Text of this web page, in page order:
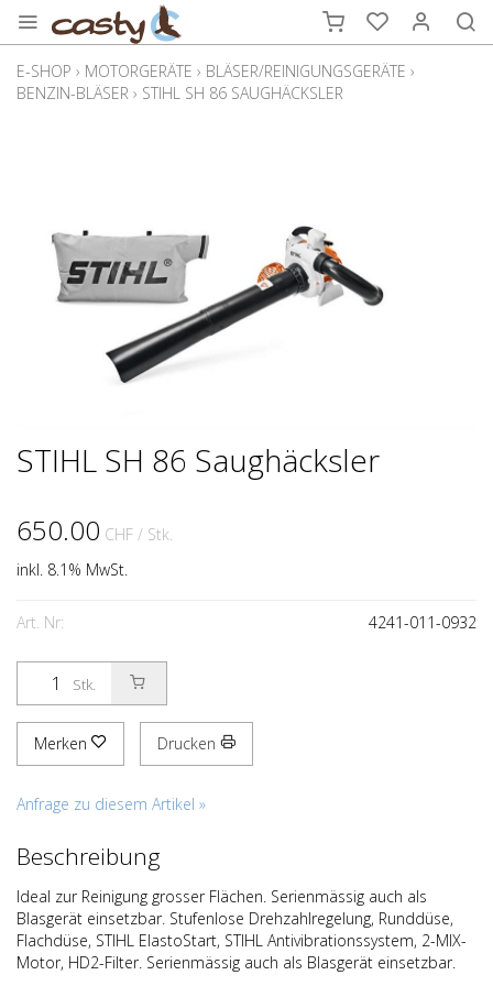
E-SHOP › MOTORGERÄTE › BLÄSER/REINIGUNGSGERÄTE ›
BENZIN-BLÄSER › STIHL SH 86 SAUGHÄCKSLER
STIHL SH 86 Saughäcksler
650.00 CHF / Stk.
inkl. 8.1% MwSt.
Art. Nr: 4241-011-0932
Stk.
Merken Drucken
Anfrage zu diesem Artikel »
Beschreibung
Ideal zur Reinigung grosser Flächen. Serienmässig auch als
Blasgerät einsetzbar. Stufenlose Drehzahlregelung, Runddüse,
Flachdüse, STIHL ElastoStart, STIHL Antivibrationssystem, 2-MIX-
Motor, HD2-Filter. Serienmässig auch als Blasgerät einsetzbar.